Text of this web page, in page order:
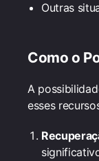
Outras
Como o
A
esses